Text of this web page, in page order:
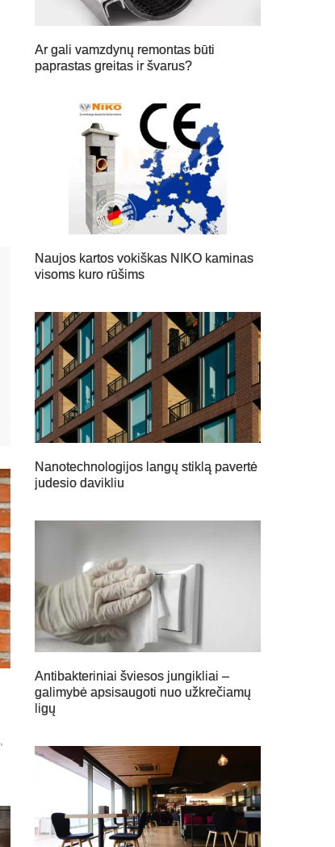
Ar gali vamzdynų remontas būti
paprastas greitas ir švarus?
Naujos kartos vokiškas NIKO kaminas
visoms kuro rūšims
Nanotechnologijos langų stiklą pavertė
judesio davikliu
Antibakteriniai šviesos jungikliai –
galimybė apsisaugoti nuo užkrečiamų
ligų